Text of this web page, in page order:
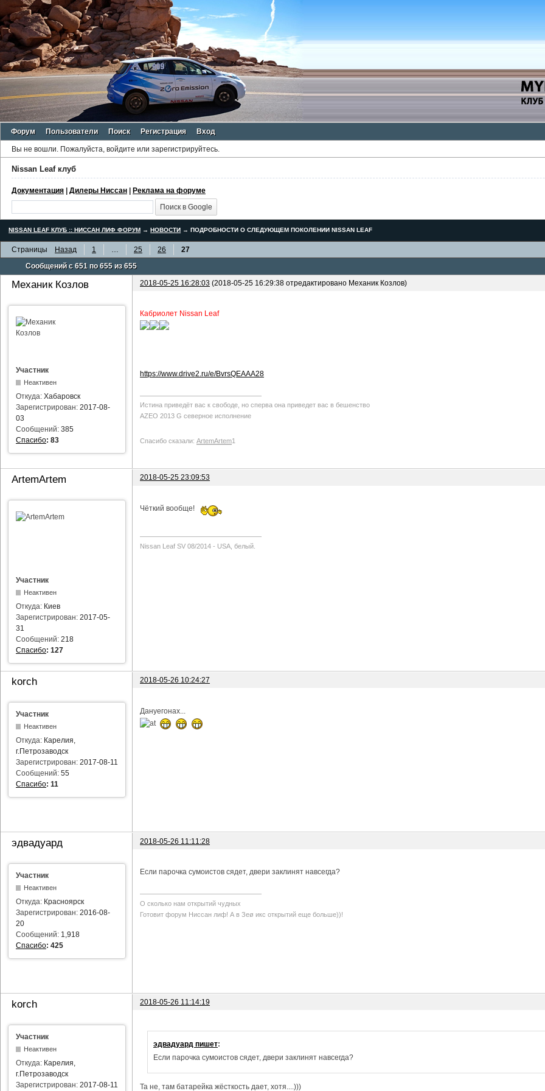
Форум Пользователи Поиск Регистрация Вход
Вы не вошли. Пожалуйста, войдите или зарегистрируйтесь.
Nissan Leaf клуб
Документация | Дилеры Ниссан | Реклама на форуме
NISSAN LEAF КЛУБ :: НИССАН ЛИФ ФОРУМ → НОВОСТИ → ПОДРОБНОСТИ О СЛЕДУЮЩЕМ ПОКОЛЕНИИ NISSAN LEAF
Страницы Назад 1 … 25 26
27
Сообщений с 651 по 655 из 655
Механик Козлов 2018-05-25 16:28:03 (2018-05-25 16:29:38 отредактировано Механик Козлов)
Участник
Неактивен
Откуда: Хабаровск
Зарегистрирован: 2017-08-
03
Сообщений: 385
Спасибо: 83
Кабриолет Nissan Leaf
https://www.drive2.ru/e/BvrsQEAAA28
Истина приведёт вас к свободе, но сперва она приведет вас в бешенство
AZEO 2013 G северное исполнение
Спасибо сказали: ArtemArtem1
ArtemArtem 2018-05-25 23:09:53
Участник
Неактивен
Откуда: Киев
Зарегистрирован: 2017-05-
31
Сообщений: 218
Спасибо: 127
Чёткий вообще!
Nissan Leaf SV 08/2014 - USA, белый.
korch 2018-05-26 10:24:27
Участник
Неактивен
Откуда: Карелия,
г.Петрозаводск
Зарегистрирован: 2017-08-11
Сообщений: 55
Спасибо: 11
Дануегонах...
эдвадуард 2018-05-26 11:11:28
Участник
Неактивен
Откуда: Красноярск
Зарегистрирован: 2016-08-
20
Сообщений: 1,918
Спасибо: 425
Если парочка сумоистов сядет, двери заклинят навсегда?
О сколько нам открытий чудных
Готовит форум Ниссан лиф! А в Зеø икс открытий еще больше))!
korch 2018-05-26 11:14:19
Участник
Неактивен
Откуда: Карелия,
г.Петрозаводск
Зарегистрирован: 2017-08-11
эдвадуард пишет:
Если парочка сумоистов сядет, двери заклинят навсегда?
Та не, там батарейка жёсткость дает, хотя....)))